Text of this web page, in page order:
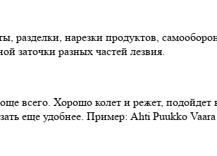
разделки, нарезки продуктов,
заточки разных частей лезвия.
всего. Хорошо колет и режет,
еще удобнее. Пример: Ahti Puukko Vaara